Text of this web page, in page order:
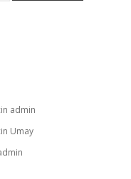
admin
Umay